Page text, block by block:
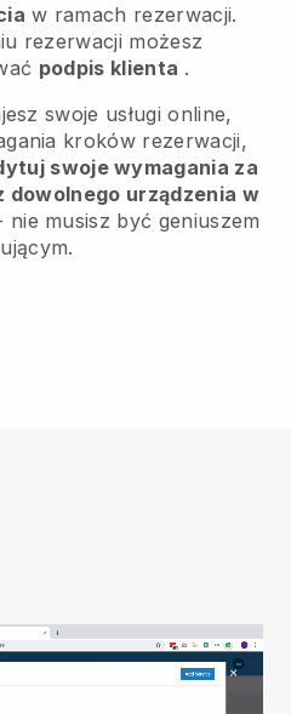
w ramach rezerwacji.
rezerwacji możesz
podpis klienta .
swoje usługi online,
kroków rezerwacji,
swoje wymagania za
dowolnego urządzenia w
musisz być geniuszem